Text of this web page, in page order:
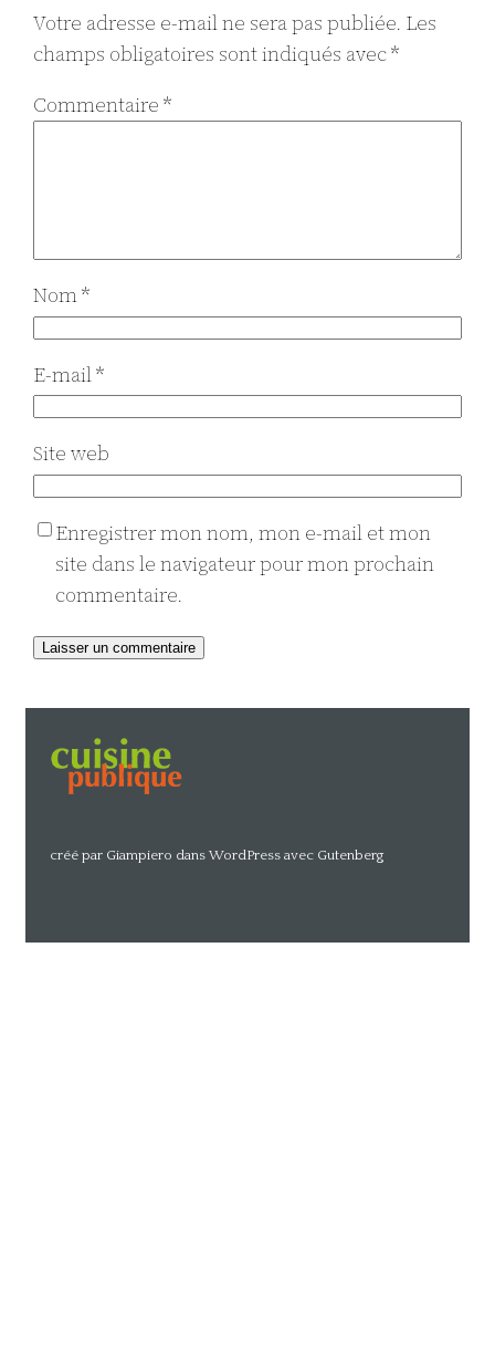
Votre adresse e-mail ne sera pas publiée. Les
champs obligatoires sont indiqués avec*
Commentaire*
Nom*
E-mail*
Site web
Enregistrer mon nom, mon e-mail et mon
site dans le navigateur pour mon prochain
commentaire.
créé par Giampiero dans WordPress avec Gutenberg